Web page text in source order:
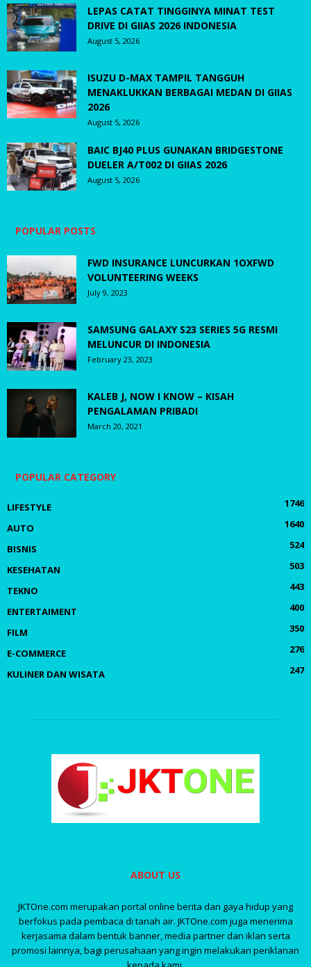
LEPAS CATAT TINGGINYA MINAT TEST
DRIVE DI GIIAS 2026 INDONESIA
August 5, 2026
ISUZU D-MAX TAMPIL TANGGUH
MENAKLUKKAN BERBAGAI MEDAN DI GIIAS
2026
August 5, 2026
BAIC BJ40 PLUS GUNAKAN BRIDGESTONE
DUELER A/T002 DI GIIAS 2026
August 5, 2026
POPULAR POSTS
FWD INSURANCE LUNCURKAN 1OXFWD
VOLUNTEERING WEEKS
July 9, 2023
SAMSUNG GALAXY S23 SERIES 5G RESMI
MELUNCUR DI INDONESIA
February 23, 2023
KALEB J, NOW I KNOW – KISAH
PENGALAMAN PRIBADI
March 20, 2021
POPULAR CATEGORY
LIFESTYLE
1746
AUTO
1640
BISNIS
524
KESEHATAN
503
TEKNO
443
ENTERTAIMENT
400
FILM
350
E-COMMERCE
276
KULINER DAN WISATA
247
ABOUT US
JKTOne.com merupakan portal online berita dan gaya hidup yang
berfokus pada pembaca di tanah air. JKTOne.com juga menerima
kerjasama dalam bentuk banner, media partner dan iklan serta
promosi lainnya, bagi perusahaan yang ingin melakukan periklanan